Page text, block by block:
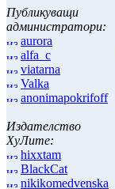
Публикуващи
администратори:
aurora
alfa_c
viatarna
Valka
anonimapokrifoff
Издателство
ХуЛите:
hixxtam
BlackCat
nikikomedvenska